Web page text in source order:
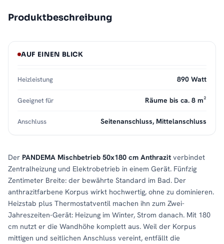
Produktbeschreibung
Der PANDEMA Mischbetrieb 50x180 cm Anthrazit verbindet
Zentralheizung und Elektrobetrieb in einem Gerät. Fünfzig
Zentimeter Breite: der bewährte Standard im Bad. Der
anthrazitfarbene Korpus wirkt hochwertig, ohne zu dominieren.
Heizstab plus Thermostatventil machen ihn zum Zwei-
Jahreszeiten-Gerät: Heizung im Winter, Strom danach. Mit 180
cm nutzt er die Wandhöhe komplett aus. Weil der Korpus
mittigen und seitlichen Anschluss vereint, entfällt die
AUF EINEN BLICK
Heizleistung 890 Watt
Geeignet für Räume bis ca. 8 m²
Anschluss Seitenanschluss, Mittelanschluss